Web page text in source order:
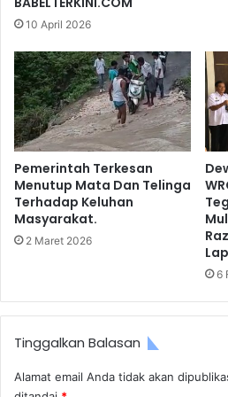
10 April 2026
Pemerintah Terkesan
Menutup Mata Dan Telinga
Terhadap Keluhan
Masyarakat.
2 Maret 2026
6
Tinggalkan Balasan
Alamat email Anda tidak akan